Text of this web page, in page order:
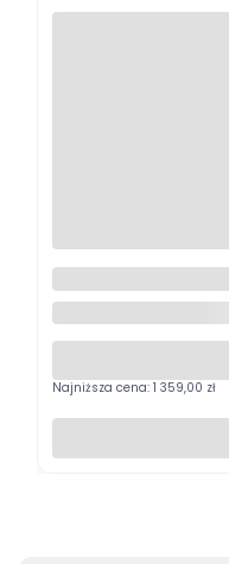
160 x 200 cm
Najniższa cena: 1 359,00 zł